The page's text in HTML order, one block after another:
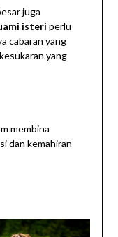
juga
isteri perlu
cabaran yang
yang
membina
dan kemahiran